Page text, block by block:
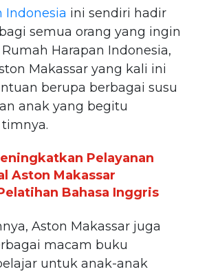
Indonesia ini sendiri hadir
semua orang yang ingin
Harapan Indonesia,
Makassar yang kali ini
berupa berbagai susu
anak yang begitu
Pelayanan
Aston Makassar
Bahasa Inggris
Aston Makassar juga
macam buku
untuk anak-anak